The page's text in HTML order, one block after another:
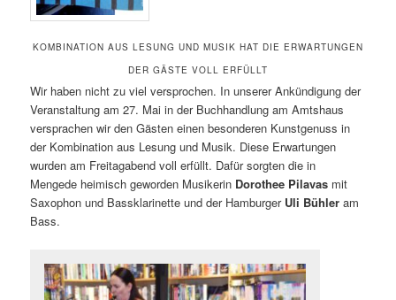
KOMBINATION AUS LESUNG UND MUSIK HAT DIE ERWARTUNGEN
DER GÄSTE VOLL ERFÜLLT
Wir haben nicht zu viel versprochen. In unserer Ankündigung der
Veranstaltung am 27. Mai in der Buchhandlung am Amtshaus
versprachen wir den Gästen einen besonderen Kunstgenuss in
der Kombination aus Lesung und Musik. Diese Erwartungen
wurden am Freitagabend voll erfüllt. Dafür sorgten die in
Mengede heimisch geworden Musikerin Dorothee Pilavas mit
Saxophon und Bassklarinette und der Hamburger Uli Bühler am
Bass.